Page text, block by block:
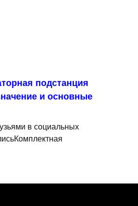
подстанция
и основные
в социальных